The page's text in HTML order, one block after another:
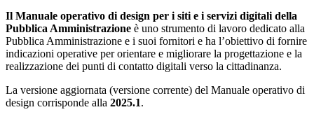
Il Manuale operativo di design per i siti e i servizi digitali della
Pubblica Amministrazione è uno strumento di lavoro dedicato alla
Pubblica Amministrazione e i suoi fornitori e ha l’obiettivo di fornire
indicazioni operative per orientare e migliorare la progettazione e la
realizzazione dei punti di contatto digitali verso la cittadinanza.
La versione aggiornata (versione corrente) del Manuale operativo di
design corrisponde alla 2025.1.